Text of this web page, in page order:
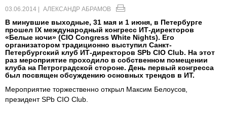
03.06.2014 | АЛЕКСАНДР АБРАМОВ
В минувшие выходные, 31 мая и 1 июня, в Петербурге
прошел IX международный конгресс ИТ-директоров
«Белые ночи» (CIO Congress White Nights). Его
организатором традиционно выступил Санкт-
Петербургский клуб ИТ-директоров SPb CIO Club. На этот
раз мероприятие проходило в собственном помещении
клуба на Петроградской стороне. День первый конгресса
был посвящен обсуждению основных трендов в ИТ.
Мероприятие торжественно открыл Максим Белоусов,
президент SPb CIO Club.